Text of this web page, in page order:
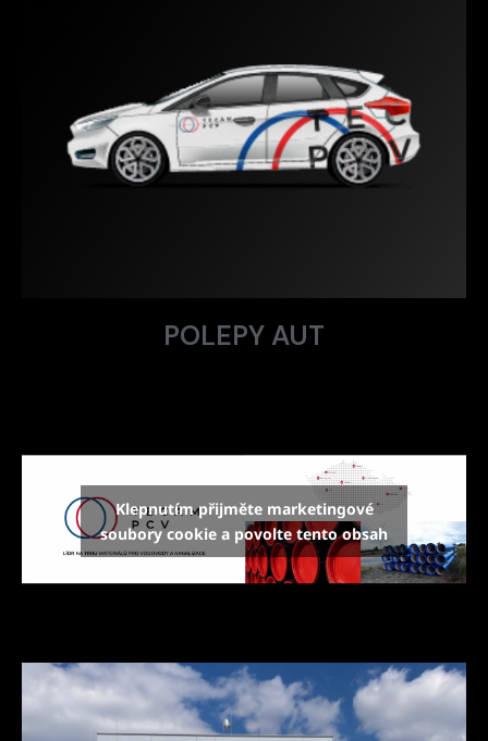
POLEPY AUT
Klepnutím přijměte marketingové
soubory cookie a povolte tento obsah